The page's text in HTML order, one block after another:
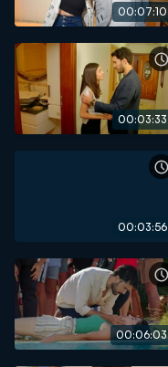
00:07:10
00:03:33
00:03:56
00:06:03